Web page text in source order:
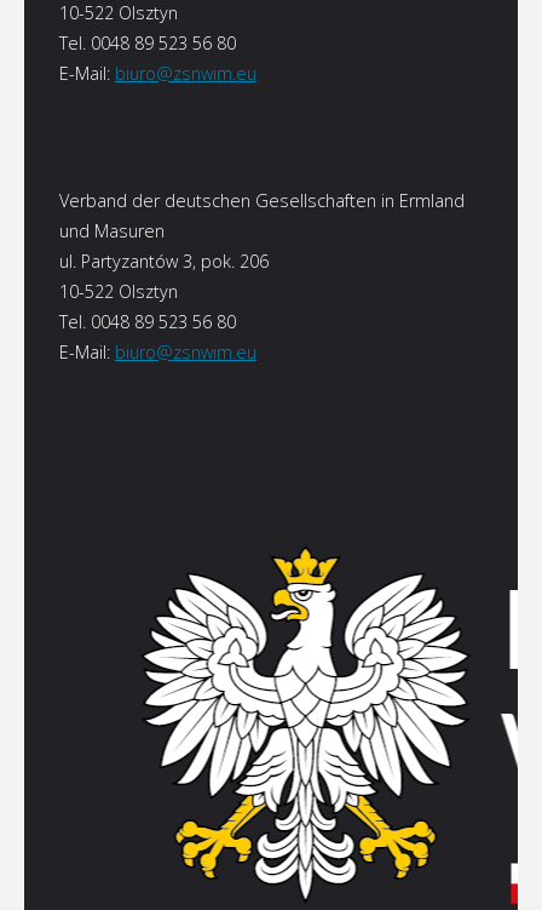
10-522 Olsztyn
Tel. 0048 89 523 56 80
E-Mail: biuro@zsnwim.eu
Verband der deutschen Gesellschaften in Ermland
und Masuren
ul. Partyzantów 3, pok. 206
10-522 Olsztyn
Tel. 0048 89 523 56 80
E-Mail: biuro@zsnwim.eu